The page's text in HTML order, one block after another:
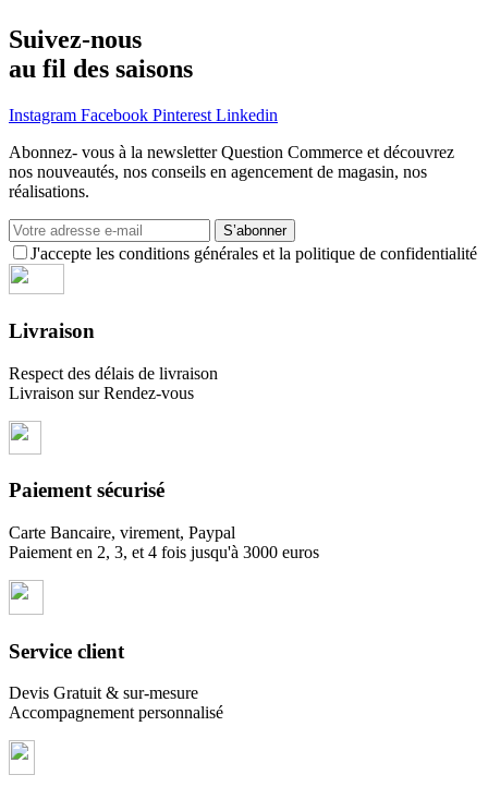
Suivez-nous
au fil des saisons
Instagram Facebook Pinterest Linkedin
Abonnez- vous à la newsletter Question Commerce et découvrez
nos nouveautés, nos conseils en agencement de magasin, nos
réalisations.
S’abonner
J'accepte les conditions générales et la politique de confidentialité
Livraison
Respect des délais de livraison
Livraison sur Rendez-vous
Paiement sécurisé
Carte Bancaire, virement, Paypal
Paiement en 2, 3, et 4 fois jusqu'à 3000 euros
Service client
Devis Gratuit & sur-mesure
Accompagnement personnalisé